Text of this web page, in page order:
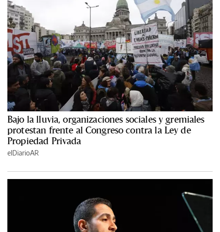
Bajo la lluvia, organizaciones sociales y gremiales
protestan frente al Congreso contra la Ley de
Propiedad Privada
elDiarioAR